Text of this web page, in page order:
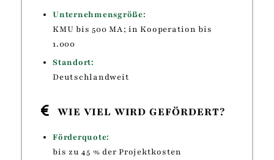
Unternehmensgröße:
KMU bis 500 MA; in Kooperation bis
1.000
Standort:
Deutschlandweit
WIE VIEL WIRD GEFÖRDERT?
Förderquote:
bis zu 45 % der Projektkosten